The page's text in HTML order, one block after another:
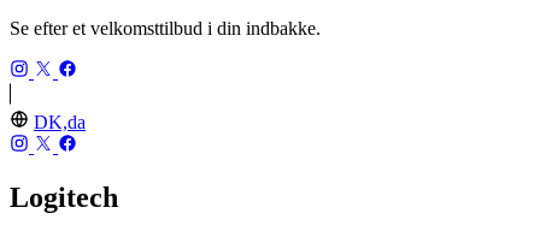
Se efter et velkomsttilbud i din indbakke.
DK,da
Logitech